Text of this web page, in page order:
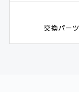
交換パーツ